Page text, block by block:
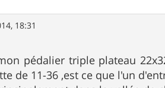
18:31
pédalier triple plateau
de 11-36 ,est ce que l'un